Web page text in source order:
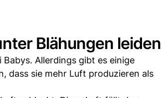
Blähungen leiden
Babys. Allerdings gibt es einige
dass sie mehr Luft produzieren als